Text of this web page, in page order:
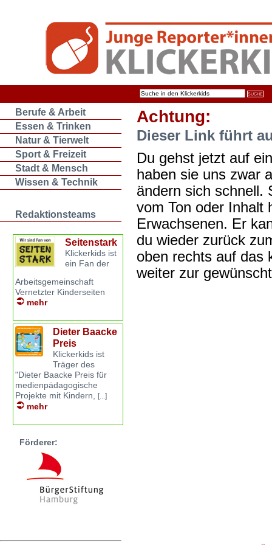
Berufe & Arbeit
Essen & Trinken
Natur & Tierwelt
Sport & Freizeit
Stadt & Mensch
Wissen & Technik
Redaktionsteams
Seitenstark
Klickerkids ist
ein Fan der
Arbeitsgemeinschaft
Vernetzter Kinderseiten
mehr
Dieter Baacke
Preis
Klickerkids ist
Träger des
"Dieter Baacke Preis für
medienpädagogische
Projekte mit Kindern, [...]
mehr
Förderer:
Achtung:
Dieser Link führt
Du gehst jetzt auf
haben sie uns zwar
ändern sich schnell.
vom Ton oder Inhalt
Erwachsenen. Er
du wieder zurück
oben rechts auf das
weiter zur